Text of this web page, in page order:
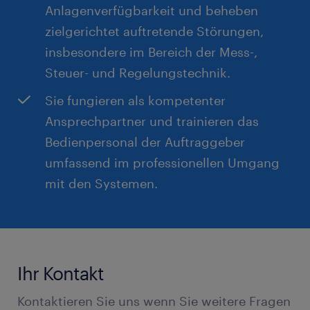
Anlagenverfügbarkeit und beheben
zielgerichtet auftretende Störungen,
insbesondere im Bereich der Mess-,
Steuer- und Regelungstechnik.
Sie fungieren als kompetenter
Ansprechpartner und trainieren das
Bedienpersonal der Auftraggeber
umfassend im professionellen Umgang
mit den Systemen.
Ihr Kontakt
Kontaktieren Sie uns wenn Sie weitere Fragen